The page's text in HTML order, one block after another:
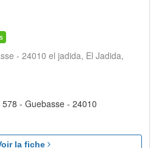
- 24010 el jadida El Jadida
- Guebasse - 24010
la fiche